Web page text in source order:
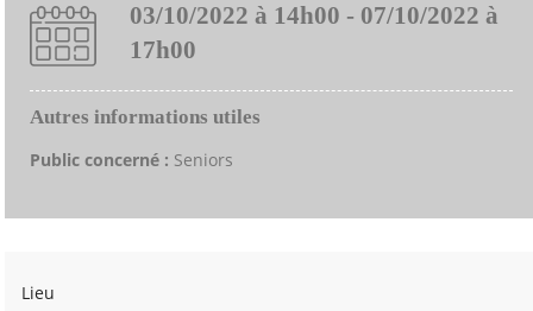
03/10/2022 à 14h00 - 07/10/2022 à
17h00
Autres informations utiles
Public concerné : Seniors
Lieu